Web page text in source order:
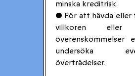
minska kreditrisk.
• För att hävda eller
villkoren eller
överenskommelser
undersöka
överträdelser.